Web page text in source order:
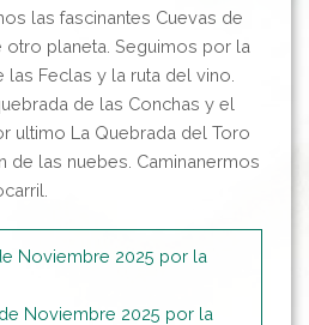
las fascinantes Cuevas de
planeta. Seguimos por la
Feclas y la ruta del vino.
de las Conchas y el
ultimo La Quebrada del Toro
de las nuebes. Caminanermos
Noviembre 2025 por la
Noviembre 2025 por la